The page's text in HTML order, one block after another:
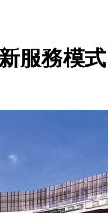
服務模式